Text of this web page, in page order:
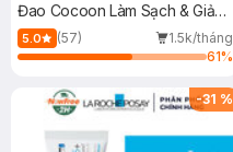
Đao Cocoon Làm Sạch & Giảm
Dầu 500ml
5.0 (57)
1.5k/tháng
61%
-31 %